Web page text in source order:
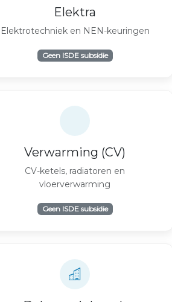
Elektra
Elektrotechniek en NEN-keuringen
Geen ISDE subsidie
Verwarming (CV)
CV-ketels, radiatoren en
vloerverwarming
Geen ISDE subsidie